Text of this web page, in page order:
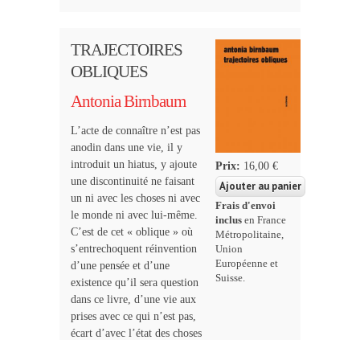
TRAJECTOIRES
OBLIQUES
Antonia Birnbaum
L’acte de connaître n’est pas
anodin dans une vie, il y
introduit un hiatus, y ajoute
une discontinuité ne faisant
un ni avec les choses ni avec
le monde ni avec lui-même.
C’est de cet « oblique » où
s’entrechoquent réinvention
d’une pensée et d’une
existence qu’il sera question
dans ce livre, d’une vie aux
prises avec ce qui n’est pas,
écart d’avec l’état des choses
Prix: 16,00 €
Frais d'envoi
inclus en France
Métropolitaine,
Union
Européenne et
Suisse.